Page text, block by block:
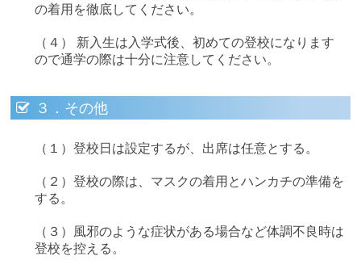
の着用を徹底してください。
（４） 新入生は入学式後、初めての登校になります
ので通学の際は十分に注意してください。
３．その他
（１）登校日は設定するが、出席は任意とする。
（２）登校の際は、マスクの着用とハンカチの準備を
する。
（３）風邪のような症状がある場合など体調不良時は
登校を控える。